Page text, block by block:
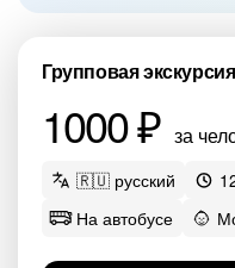
Групповая экскурсия
1000 ₽ за
🇷🇺 русский
На автобусе